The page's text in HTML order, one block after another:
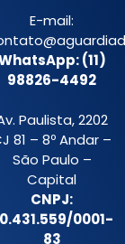
E-mail:
(11)
98826-4492
Paulista, 2202
81 – 8º Andar –
São Paulo –
Capital
CNPJ:
0001-
83